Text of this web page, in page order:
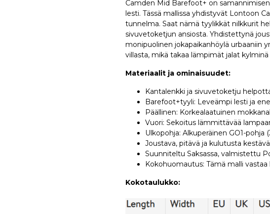
Camden Mid Barefoot+ on
lesti. Tässä mallissa yhdistyvät Lontoon
tunnelma. Saat nämä tyylikkät nilkkurit
sivuvetoketjun ansiosta. Yhdistettynä
monipuolinen jokapaikanhöylä urbaaniin
villasta, mikä takaa lämpimät jalat kylminä
Materiaalit ja ominaisuudet:
Kantalenkki ja sivuvetoketju
Barefoot+tyyli: Leveämpi lesti ja
Päällinen: Korkealaatuinen
Vuori: Sekoitus lämmittävää
Ulkopohja: Alkuperäinen GO1-
Joustava, pitävä ja kulutusta
Suunniteltu Saksassa, valmistettu
Kokohuomautus: Tämä malli vastaa
Kokotaulukko: